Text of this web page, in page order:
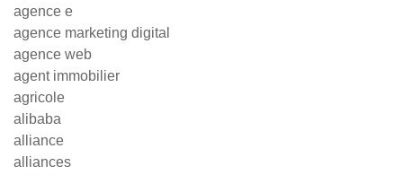
agence e
agence marketing digital
agence web
agent immobilier
agricole
alibaba
alliance
alliances